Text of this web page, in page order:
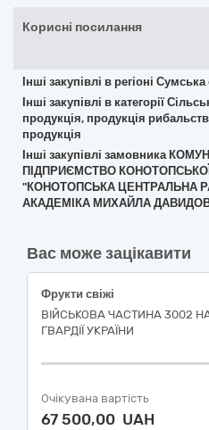
Корисні посилання
Інші закупівлі в регіоні
Інші закупівлі в категорії
продукція, продукція
продукція
Інші закупівлі замовника
ПІДПРИЄМСТВО
"КОНОТОПСЬКА ЦЕНТРАЛЬНА
АКАДЕМІКА МИХАЙЛА
Вас може зацікавити
Фрукти свіжі
ВІЙСЬКОВА ЧАСТИНА 3002
ГВАРДІЇ УКРАЇНИ
Очікувана вартість
67 500,00 UAH